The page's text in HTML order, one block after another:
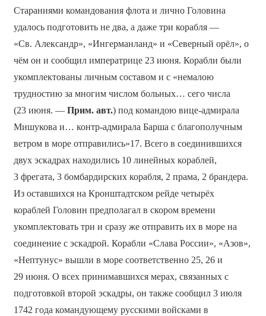
Стараниями командования флота и лично Головина
удалось подготовить не два, а даже три корабля —
«Св. Александр», «Ингерманланд» и «Северный орёл», о
чём он и сообщил императрице 23 июня. Корабли были
укомплектованы личным составом и с «немалою
трудностию за многим числом больных… сего числа
(23 июня. — Прим. авт.) под командою вице-адмирала
Мишукова и… контр-адмирала Барша с благополучным
ветром в море отправились»17. Всего в соединившихся
двух эскадрах находились 10 линейных кораблей,
3 фрегата, 3 бомбардирских корабля, 2 прама, 2 брандера.
Из оставшихся на Кронштадтском рейде четырёх
кораблей Головин предполагал в скором времени
укомплектовать три и сразу же отправить их в море на
соединение с эскадрой. Корабли «Слава России», «Азов»,
«Нептунус» вышли в море соответственно 25, 26 и
29 июня. О всех принимавшихся мерах, связанных с
подготовкой второй эскадры, он также сообщил 3 июля
1742 года командующему русскими войсками в